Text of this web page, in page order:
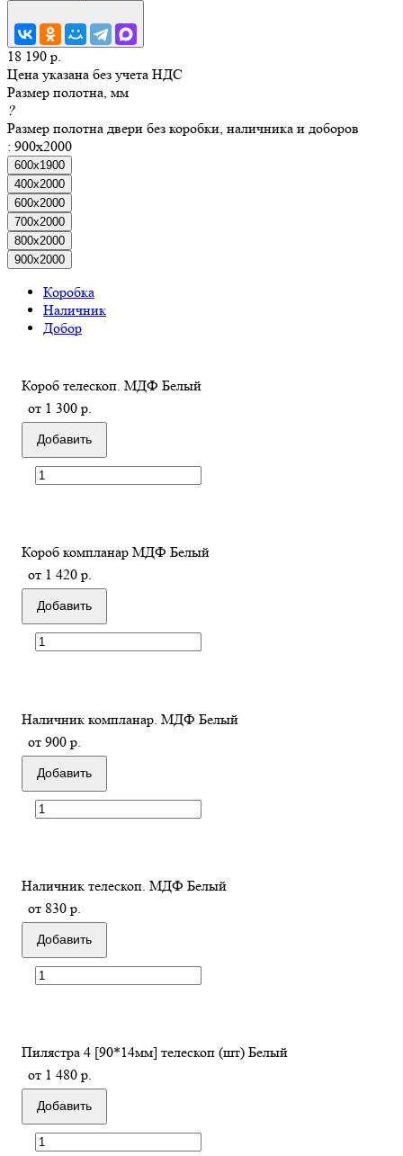
18 190 р.
Цена указана без учета НДС
Размер полотна, мм
?
Размер полотна двери без коробки, наличника и доборов
: 900x2000
600х1900
400x2000
600x2000
700x2000
800x2000
900x2000
Коробка
Наличник
Добор
Короб телескоп. МДФ Белый
от 1 300 р.
Добавить
Короб компланар МДФ Белый
от 1 420 р.
Добавить
Наличник компланар. МДФ Белый
от 900 р.
Добавить
Наличник телескоп. МДФ Белый
от 830 р.
Добавить
Пилястра 4 [90*14мм] телескоп (шт) Белый
от 1 480 р.
Добавить